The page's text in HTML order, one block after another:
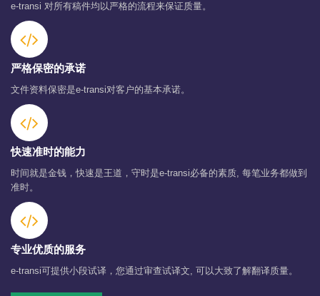
e-transi 对所有稿件均以严格的流程来保证质量。
严格保密的承诺
文件资料保密是e-transi对客户的基本承诺。
快速准时的能力
时间就是金钱，快速是王道，守时是e-transi必备的素质, 每笔业务都做到
准时。
专业优质的服务
e-transi可提供小段试译，您通过审查试译文, 可以大致了解翻译质量。